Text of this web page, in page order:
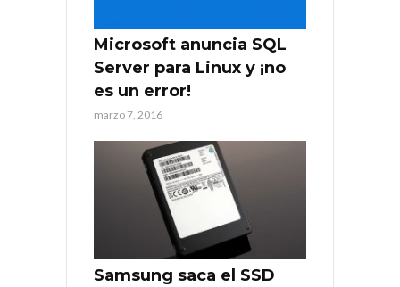
Microsoft anuncia SQL
Server para Linux y ¡no
es un error!
marzo 7, 2016
Samsung saca el SSD